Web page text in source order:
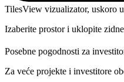
TilesView vizualizator, uskoro
Izaberite prostor i uklopite
Posebne pogodnosti za
Za veće projekte i investitore